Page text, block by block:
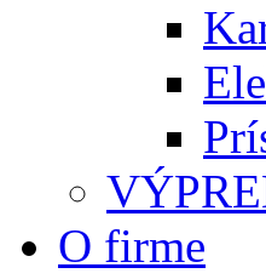
O firme